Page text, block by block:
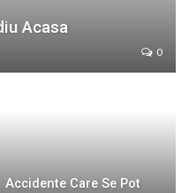
Acasa
0
Accidente Care Se Pot